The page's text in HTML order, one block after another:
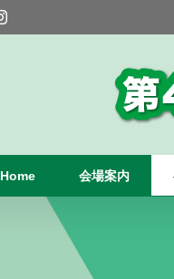
Instagram
Home 会場案内